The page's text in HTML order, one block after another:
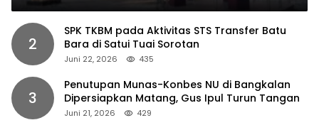
2
SPK TKBM pada Aktivitas STS Transfer Batu
Bara di Satui Tuai Sorotan
Juni 22, 2026 435
3
Penutupan Munas-Konbes NU di Bangkalan
Dipersiapkan Matang, Gus Ipul Turun Tangan
Juni 21, 2026 429